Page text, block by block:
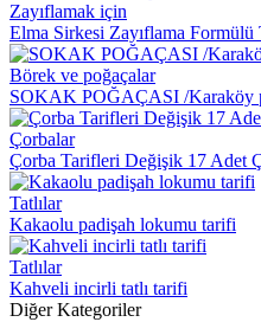
Zayıflamak için
Elma Sirkesi Zayıflama
Börek ve poğaçalar
SOKAK POĞAÇASI /Karaköy
Çorbalar
Çorba Tarifleri Değişik 17 Adet
Tatlılar
Kakaolu padişah lokumu tarifi
Tatlılar
Kahveli incirli tatlı tarifi
Diğer Kategoriler